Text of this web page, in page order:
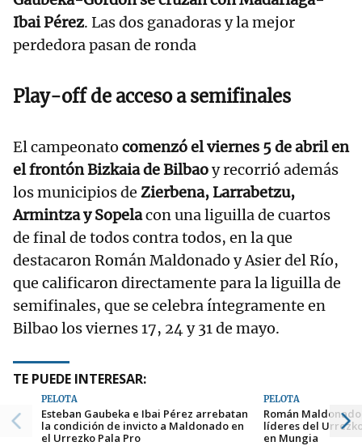
Ibai Pérez. Las dos ganadoras y la mejor
perdedora pasan de ronda
Play-off de acceso a semifinales
El campeonato comenzó el viernes 5 de abril en
el frontón Bizkaia de Bilbaoy recorrió además
los municipios de Zierbena, Larrabetzu,
Armintza y Sopelacon una liguilla de cuartos
de final de todos contra todos, en la que
destacaron Román Maldonado y Asier del Río,
que calificaron directamente para la liguilla de
semifinales, que se celebra íntegramente en
Bilbao los viernes 17, 24 y 31 de mayo.
TE PUEDE INTERESAR:
PELOTA
Esteban Gaubeka e Ibai Pérez arrebatan
la condición de invicto a Maldonado en
el Urrezko Pala Pro
PELOTA
Román
líderes del
en Mungia